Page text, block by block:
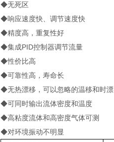
◆无死区
◆响应速度快、调节速度快
◆精度高，重复性好
◆集成PID控制器调节流量
◆性价比高
◆可靠性高，寿命长
◆无热漂移，可以忽略的温移和时漂
◆可同时输出流体密度和温度
◆高粘度流体和高密度气体可测
◆对环境振动不明显